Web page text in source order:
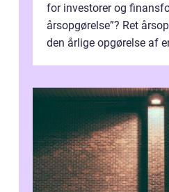
for investorer og
årsopgørelse”? Ret
den årlige opgørelse af